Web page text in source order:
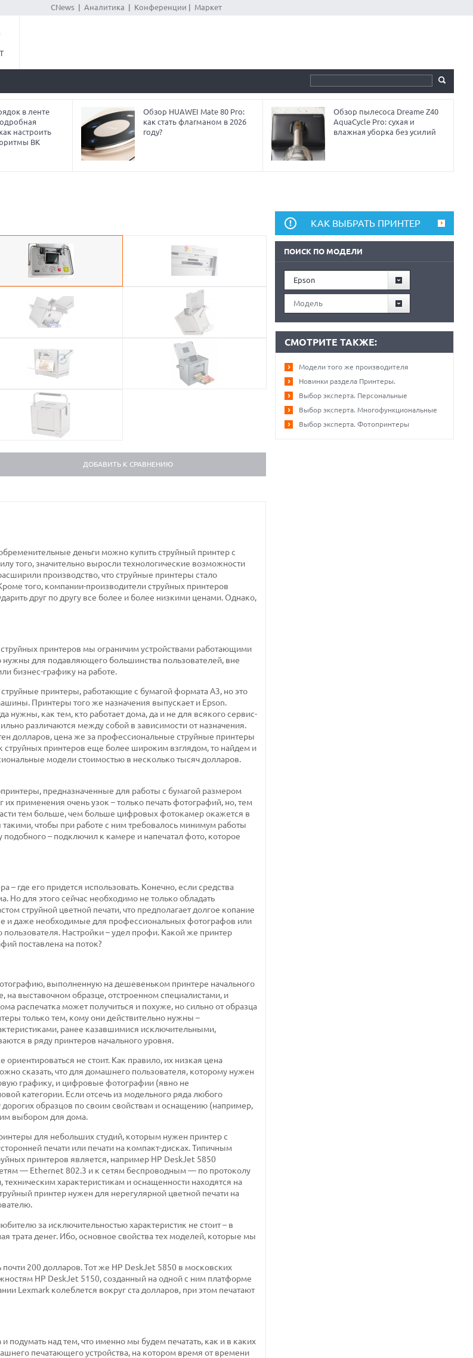
CNews| Аналитика Конференции Маркет
в ленте
настроить
ВК
Обзор HUAWEI Mate 80 Pro:
как стать флагманом в 2026
году?
Обзор пылесоса Dreame Z40
AquaCycle Pro: сухая и
влажная уборка без усилий
ДОБАВИТЬ К СРАВНЕНИЮ
деньги можно купить струйный принтер с
того, значительно выросли технологические возможности
производство, что струйные принтеры стало
того, компании-производители струйных принтеров
друг по другу все более и более низкими ценами. Однако,
принтеров мы ограничим устройствами работающими
для подавляющего большинства пользователей, вне
бизнес-графику на работе.
принтеры, работающие с бумагой формата А3, но это
Принтеры того же назначения выпускает и Epson.
нужны, как тем, кто работает дома, да и не для всякого сервис-
различаются между собой в зависимости от назначения.
долларов, цена же за профессиональные струйные принтеры
струйных принтеров еще более широким взглядом, то найдем и
модели стоимостью в несколько тысяч долларов.
предназначенные для работы с бумагой размером
применения очень узок – только печать фотографий, но, тем
тем больше, чем больше цифровых фотокамер окажется в
чтобы при работе с ним требовалось минимум работы
– подключил к камере и напечатал фото, которое
– где его придется использовать. Конечно, если средства
Но для этого сейчас необходимо не только обладать
струйной цветной печати, что предполагает долгое копание
и даже необходимые для профессиональных фотографов или
Настройки – удел профи. Какой же принтер
поставлена на поток?
выполненную на дешевеньком принтере начального
выставочном образце, отстроенном специалистами, и
распечатка может получиться и похуже, но сильно от образца
только тем, кому они действительно нужны –
ранее казавшимися исключительными,
в ряду принтеров начального уровня.
не стоит. Как правило, их низкая цена
сказать, что для домашнего пользователя, которому нужен
графику, и цифровые фотографии (явно не
категории. Если отсечь из модельного ряда любого
образцов по своим свойствам и оснащению (например,
выбором для дома.
для небольших студий, которым нужен принтер с
печати или печати на компакт-дисках. Типичным
принтеров является, например HP DeskJet 5850
— Ethernet 802.3 и к сетям беспроводным — по протоколу
характеристикам и оснащенности находятся на
принтер нужен для нерегулярной цветной печати на
за исключительностью характеристик не стоит – в
трата денег. Ибо, основное свойства тех моделей, которые мы
200 долларов. Тот же HP DeskJet 5850 в московских
HP DeskJet 5150, созданный на одной с ним платформе
Lexmark колеблется вокруг ста долларов, при этом печатают
подумать над тем, что именно мы будем печатать, как и в каких
печатающего устройства, на котором время от времени
КАК ВЫБРАТЬ ПРИНТЕР
ПОИСК ПО МОДЕЛИ
Epson
Модель
СМОТРИТЕ ТАКЖЕ:
Модели того же производителя
Новинки раздела Принтеры.
Выбор эксперта. Персональные
Выбор эксперта. Многофункциональные
Выбор эксперта. Фотопринтеры